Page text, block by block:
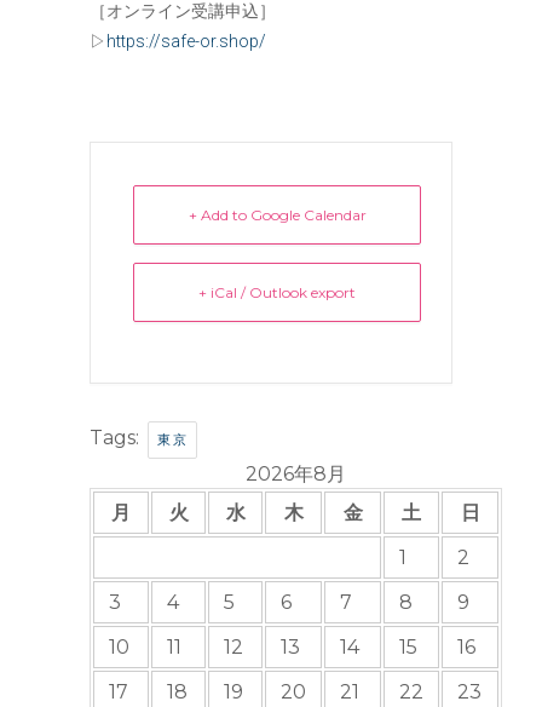
［オンライン受講申込］
▷ https://safe-or.shop/
+ Add to Google Calendar
+ iCal / Outlook export
Tags: 東京
2026年8月
月
火 水 木 金 土
日
1
2
3
4 5 6 7 8
9
10
11 12 13 14 15
16
17
18 19 20 21 22
23